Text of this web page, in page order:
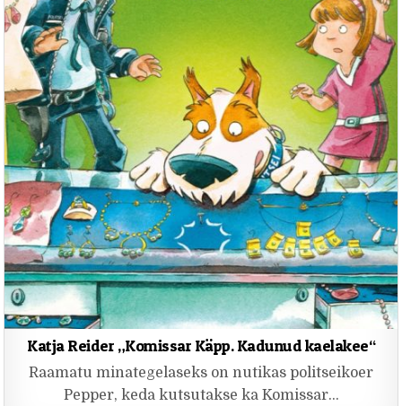
Katja Reider „Komissar Käpp. Kadunud kaelakee“
Raamatu minategelaseks on nutikas politseikoer
Pepper, keda kutsutakse ka Komissar…